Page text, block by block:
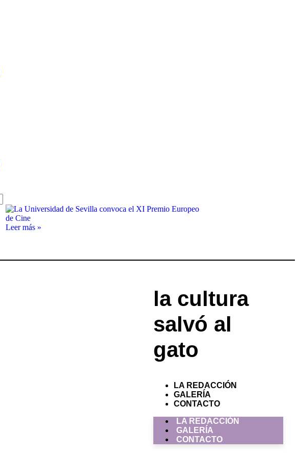
Leer más »
la cultura
salvó al
gato
LA REDACCIÓN
GALERÍA
CONTACTO
LA REDACCIÓN
GALERÍA
CONTACTO